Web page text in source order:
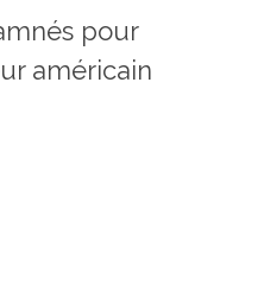
pour
américain